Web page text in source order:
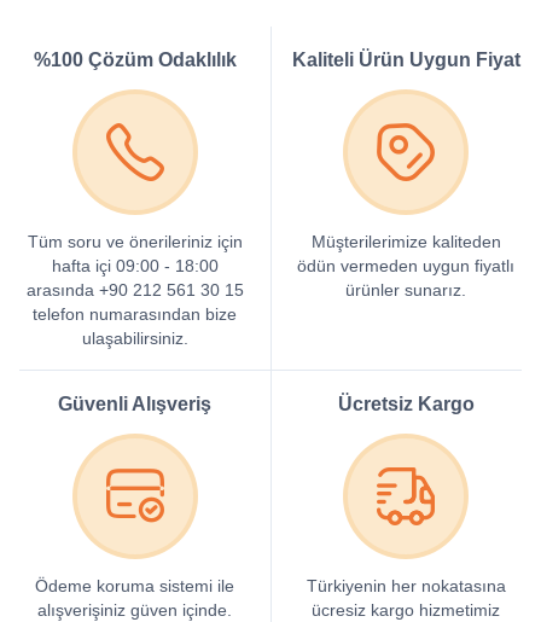
%100 Çözüm Odaklılık
Tüm soru ve önerileriniz için
hafta içi 09:00 - 18:00
arasında +90 212 561 30 15
telefon numarasından bize
ulaşabilirsiniz.
Kaliteli Ürün Uygun Fiyat
Müşterilerimize kaliteden
ödün vermeden uygun fiyatlı
ürünler sunarız.
Güvenli Alışveriş
Ödeme koruma sistemi ile
alışverişiniz güven içinde.
Ücretsiz Kargo
Türkiyenin her nokatasına
ücresiz kargo hizmetimiz